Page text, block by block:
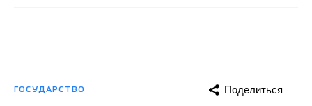
ГОСУДАРСТВО Поделиться